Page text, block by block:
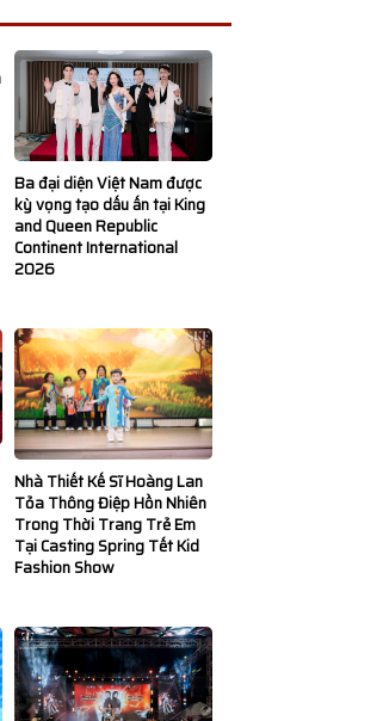
Ba đại diện Việt Nam được
kỳ vọng tạo dấu ấn tại King
and Queen Republic
Continent International
2026
Nhà Thiết Kế Sĩ Hoàng Lan
Tỏa Thông Điệp Hồn Nhiên
Trong Thời Trang Trẻ Em
Tại Casting Spring Tết Kid
Fashion Show